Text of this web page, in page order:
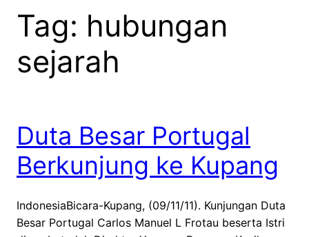
Tag: hubungan
sejarah
Duta Besar Portugal
Berkunjung ke Kupang
IndonesiaBicara-Kupang, (09/11/11). Kunjungan Duta
Besar Portugal Carlos Manuel L Frotau beserta Istri